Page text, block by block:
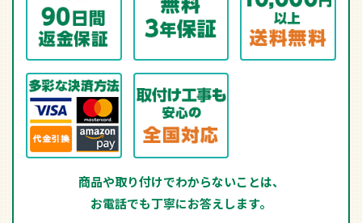
商品や取り付けでわからないことは、
お電話でも丁寧にお答えします。